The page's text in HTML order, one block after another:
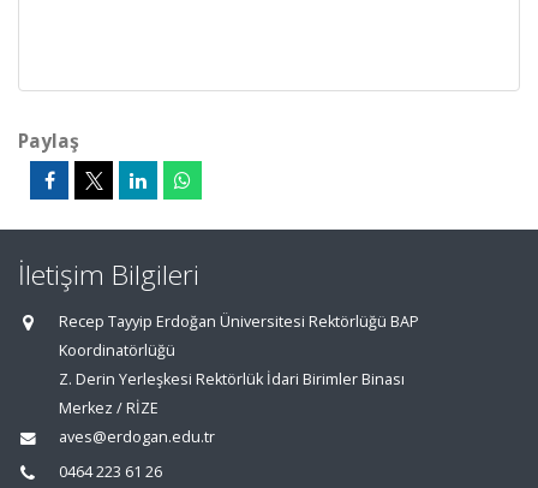
Paylaş
İletişim Bilgileri
Recep Tayyip Erdoğan Üniversitesi Rektörlüğü BAP
Koordinatörlüğü
Z. Derin Yerleşkesi Rektörlük İdari Birimler Binası
Merkez / RİZE
aves@erdogan.edu.tr
0464 223 61 26